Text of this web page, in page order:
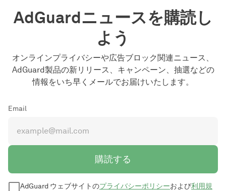
AdGuardニュースを購読し
よう
オンラインプライバシーや広告ブロック関連ニュース、
AdGuard製品の新リリース、キャンペーン、抽選などの
情報をいち早くメールでお届けいたします。
Email
購読する
AdGuard ウェブサイトのプライバシーポリシーおよび利用規